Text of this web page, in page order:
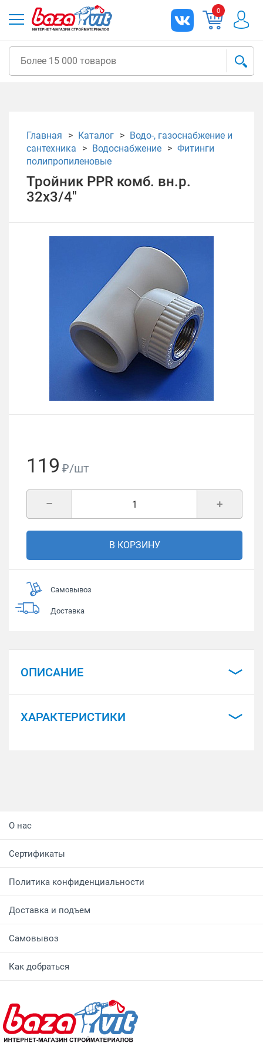
0
Главная Каталог
Водо-, газоснабжение и
сантехника
Водоснабжение
Фитинги
полипропиленовые
Тройник PPR комб. вн.р.
32х3/4"
119 ₽/шт
+
–
В КОРЗИНУ
Самовывоз
Доставка
ОПИСАНИЕ
ХАРАКТЕРИСТИКИ
О нас
Сертификаты
Политика конфиденциальности
Доставка и подъем
Самовывоз
Как добраться